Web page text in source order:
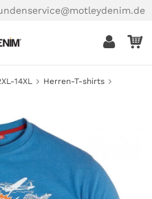
14XL
Herren-T-shirts